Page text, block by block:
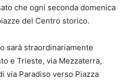
che ogni seconda domenica
del Centro storico.
sarà straordinariamente
e Trieste, via Mezzaterra,
via Paradiso verso Piazza